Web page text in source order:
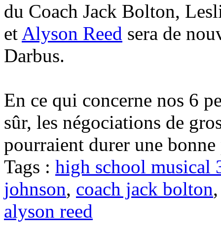
du Coach Jack Bolton,
et Alyson Reed sera de
Darbus.
En ce qui concerne nos 6
sûr, les négociations de
pourraient durer une
Tags : high school musical
johnson, coach jack bolton
alyson reed